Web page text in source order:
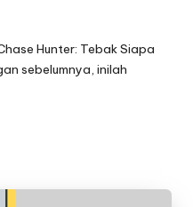
Hunter: Tebak Siapa
sebelumnya, inilah